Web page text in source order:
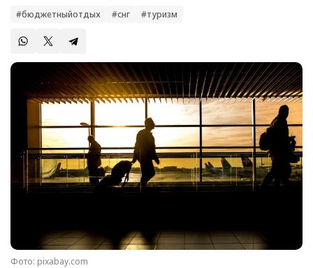
#бюджетныйотдых #снг #туризм
Фото: pixabay.com